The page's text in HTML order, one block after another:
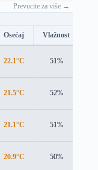
Prevucite za više →
Osećaj Vlažnost
22.1°C 51%
21.5°C 52%
21.1°C 51%
20.9°C 50%